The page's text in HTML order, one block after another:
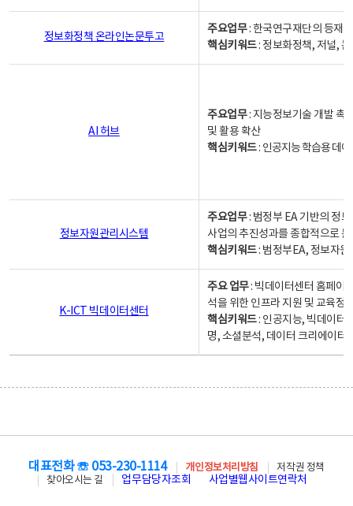
정보화정책 온라인논문투고
주요업무: 한국연구재단의 등재
핵심키워드: 정보화정책, 저널,
AI 허브
주요업무: 지능정보기술 개발 촉
및 활용 확산
핵심키워드: 인공지능 학습용 데
정보자원관리시스템
주요업무: 범정부 EA 기반의 정
사업의 추진성과를 종합적으로
핵심키워드: 범정부EA, 정보자
K-ICT 빅데이터센터
주요 업무: 빅데이터센터 홈페이
석을 위한 인프라 지원 및 교육정
핵심키워드: 인공지능, 빅데이터,
명, 소셜분석, 데이터 크리에이터
대표전화 ☏ 053-230-1114 개인정보처리방침
저작권 정책
찾아오시는 길
업무담당자조회 사업별웹사이트연락처